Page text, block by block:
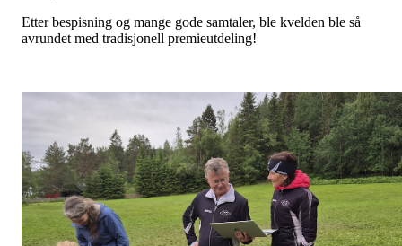
Etter bespisning og mange gode samtaler, ble kvelden ble så
avrundet med tradisjonell premieutdeling!